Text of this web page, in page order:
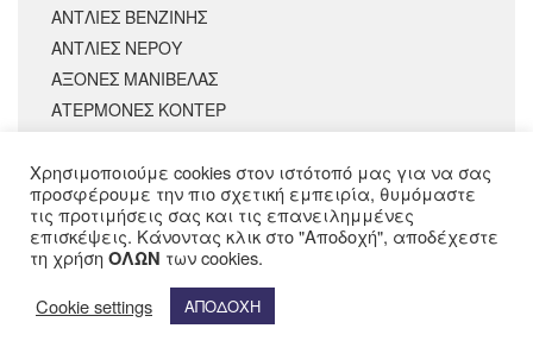
ΑΝΤΛΙΕΣ ΒΕΝΖΙΝΗΣ
ΑΝΤΛΙΕΣ ΝΕΡΟΥ
ΑΞΟΝΕΣ ΜΑΝΙΒΕΛΑΣ
ΑΤΕΡΜΟΝΕΣ ΚΟΝΤΕΡ
ΒΑΛΒΙΔΕΣ ΕΞΑΓΩΓΗΣ
ΒΑΛΒΙΔΕΣ ΚΕΦΑΛΗΣ
ΒΑΛΒΙΔΕΣ ΤΑΧΥΤΗΤΩΝ
ΒΑΡΙΑΤΟΡ
ΒΑΣΕΙΣ ΓΡΑΝΑΖΙΟΥ / ΜΟΥΑΓΙΕ
ΒΑΣΕΙΣ ΜΑΡΣΠΙΕ / ΑΝΑΒΑΤΗΡΩΝ
Χρησιμοποιούμε cookies στον ιστότοπό μας για να σας
προσφέρουμε την πιο σχετική εμπειρία, θυμόμαστε
τις προτιμήσεις σας και τις επανειλημμένες
επισκέψεις. Κάνοντας κλικ στο "Αποδοχή", αποδέχεστε
τη χρήσηΟΛΩΝ των cookies.
Cookie settings
ΑΠΟΔΟΧΗ